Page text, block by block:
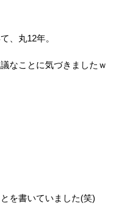
、丸12年。
なことに気づきましたｗ
を書いていました(笑)